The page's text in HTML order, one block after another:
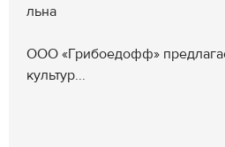
льна
ООО «Грибоедофф»
культур...